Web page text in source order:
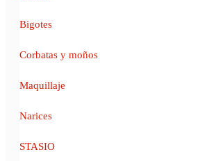
Bigotes
Corbatas y moños
Maquillaje
Narices
STASIO